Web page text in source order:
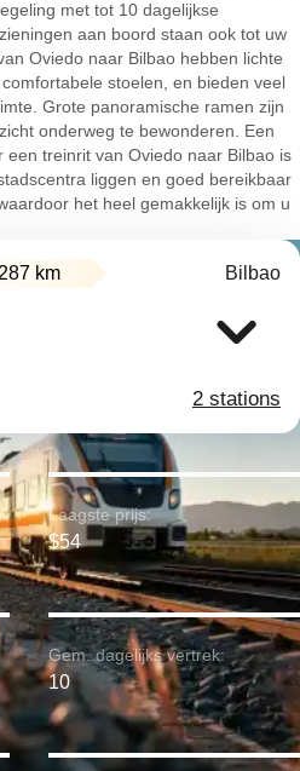
met tot 10 dagelijkse
aan boord staan ook tot uw
Oviedo naar Bilbao hebben lichte
stoelen, en bieden veel
Grote panoramische ramen zijn
onderweg te bewonderen. Een
treinrit van Oviedo naar Bilbao is
liggen en goed bereikbaar
het heel gemakkelijk is om u
287 km Bilbao
2 stations
Laagste prijs:
$54
Gem. dagelijks vertrek:
10